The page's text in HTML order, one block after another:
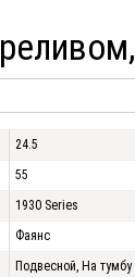
24.5
55
1930 Series
Фаянс
Подвесной, На тумбу